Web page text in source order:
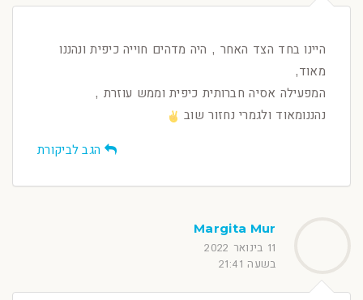
היינו בחד הצד האחר , היה מדהים חוייה כיפית ונהננו
מאוד,
המפעילה אסיה חברותית כיפית וממש עוזרת ,
נהננומאוד ולגמרי נחזור שוב
הגב לביקורת
Margita Mur
11 בינואר 2022
בשעה 21:41